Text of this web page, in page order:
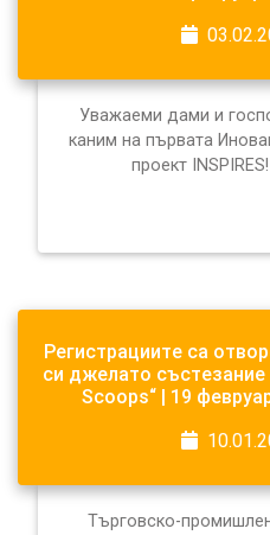
Уважаеми дами и
каним на първата
проект
Регистрациите са
си джелато
Scoops“ | 19
Търговско-